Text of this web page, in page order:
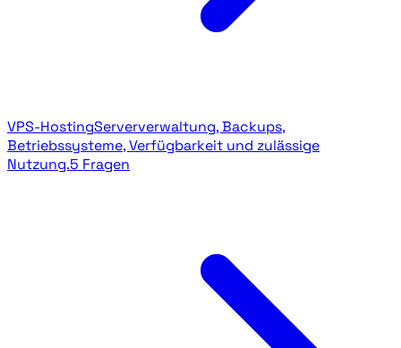
VPS-HostingSerververwaltung, Backups,
Betriebssysteme, Verfügbarkeit und zulässige
Nutzung.5 Fragen